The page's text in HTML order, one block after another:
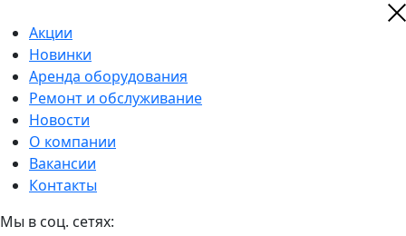
Акции
Новинки
Аренда оборудования
Ремонт и обслуживание
Новости
О компании
Вакансии
Контакты
Мы в соц. сетях: